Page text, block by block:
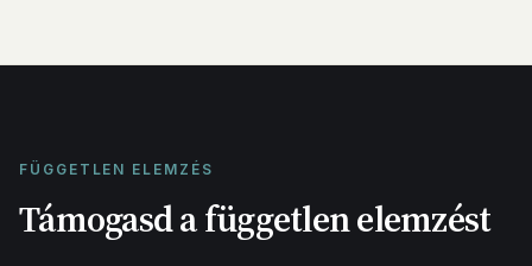
FÜGGETLEN ELEMZÉS
Támogasd a független elemzést